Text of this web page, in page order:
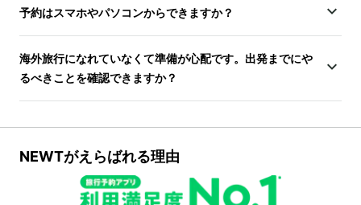
予約はスマホやパソコンからできますか？
海外旅行になれていなくて準備が心配です。出発までにや
るべきことを確認できますか？
NEWTがえらばれる理由